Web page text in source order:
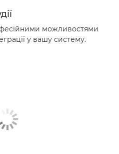
можливостями
у вашу систему.